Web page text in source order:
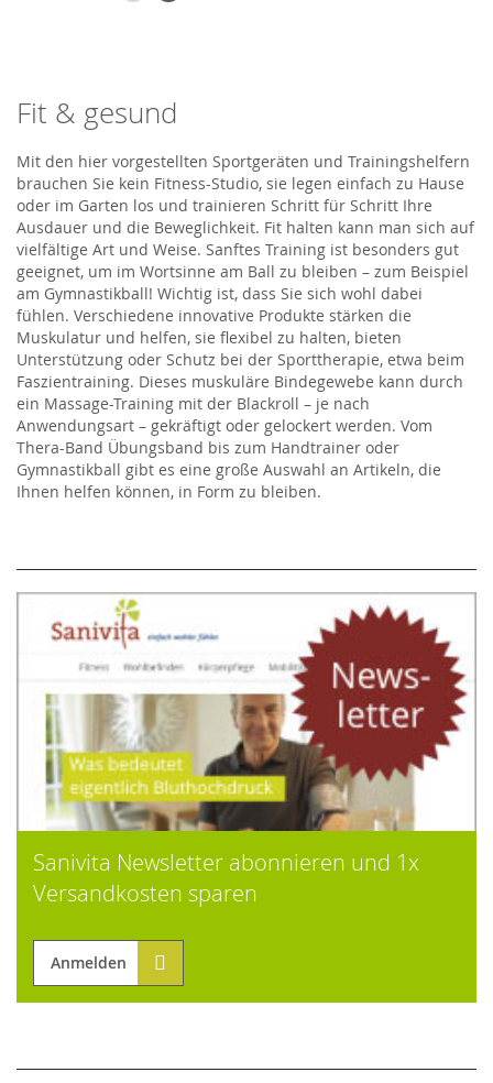
Sanivita Newsletter abonnieren und 1x
Versandkosten sparen
Anmelden
Fit & gesund
Mit den hier vorgestellten Sportgeräten und Trainingshelfern
brauchen Sie kein Fitness-Studio, sie legen einfach zu Hause
oder im Garten los und trainieren Schritt für Schritt Ihre
Ausdauer und die Beweglichkeit. Fit halten kann man sich auf
vielfältige Art und Weise. Sanftes Training ist besonders gut
geeignet, um im Wortsinne am Ball zu bleiben – zum Beispiel
am Gymnastikball! Wichtig ist, dass Sie sich wohl dabei
fühlen. Verschiedene innovative Produkte stärken die
Muskulatur und helfen, sie flexibel zu halten, bieten
Unterstützung oder Schutz bei der Sporttherapie, etwa beim
Faszientraining. Dieses muskuläre Bindegewebe kann durch
ein Massage-Training mit der Blackroll – je nach
Anwendungsart – gekräftigt oder gelockert werden. Vom
Thera-Band Übungsband bis zum Handtrainer oder
Gymnastikball gibt es eine große Auswahl an Artikeln, die
Ihnen helfen können, in Form zu bleiben.